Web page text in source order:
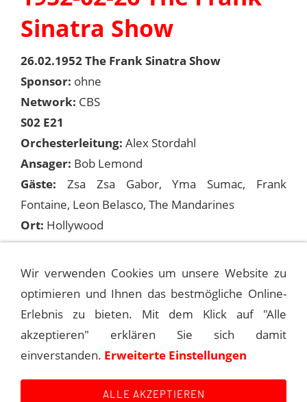
Sinatra Show
26.02.1952 The Frank Sinatra Show
Sponsor: ohne
Network: CBS
S02 E21
Orchesterleitung: Alex Stordahl
Ansager: Bob Lemond
Gäste: Zsa Zsa Gabor, Yma Sumac, Frank
Fontaine, Leon Belasco, The Mandarines
Ort: Hollywood
Songs:
1952-02-19 THE FRANK SINATRA SHOW
1952-03-04 THE FRANK SINATRA SHOW
Wir verwenden Cookies um unsere Website zu
optimieren und Ihnen das bestmögliche Online-
Erlebnis zu bieten. Mit dem Klick auf "Alle
akzeptieren" erklären Sie sich damit
einverstanden. Erweiterte Einstellungen
ALLE AKZEPTIEREN